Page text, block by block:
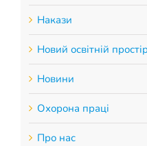
Накази
Новий освітній
Новини
Охорона праці
Про нас